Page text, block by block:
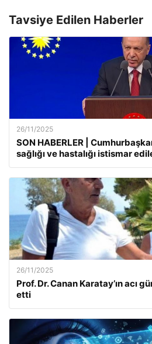
Tavsiye Edilen Haberler
26/11/2025
SON HABERLER |
sağlığı ve hastalığı istismar
26/11/2025
Prof. Dr. Canan Karatay’ın acı
etti